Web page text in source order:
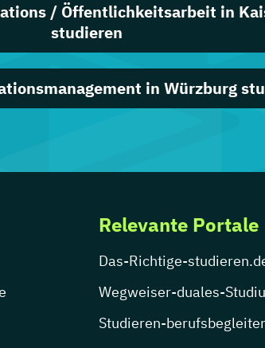
/ Öffentlichkeitsarbeit in
studieren
in Würzburg
Relevante Portale
Das-Richtige-
Wegweiser-duales-
Studieren-